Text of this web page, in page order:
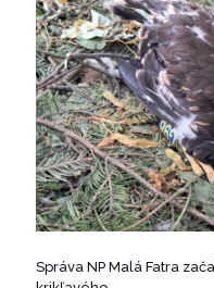
Správa NP Malá Fatra